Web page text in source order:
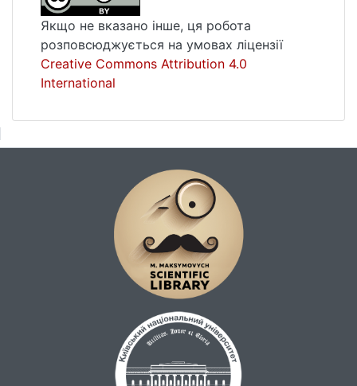
Якщо не вказано інше, ця робота
розповсюджується на умовах ліцензії
Creative Commons Attribution 4.0
International